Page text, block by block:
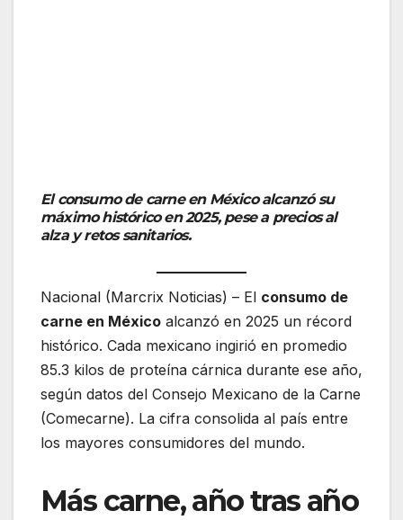
El consumo de carne en México alcanzó su
máximo histórico en 2025, pese a precios al
alza y retos sanitarios.
Nacional (Marcrix Noticias) – El consumo de
carne en México alcanzó en 2025 un récord
histórico. Cada mexicano ingirió en promedio
85.3 kilos de proteína cárnica durante ese año,
según datos del Consejo Mexicano de la Carne
(Comecarne). La cifra consolida al país entre
los mayores consumidores del mundo.
Más carne, año tras año